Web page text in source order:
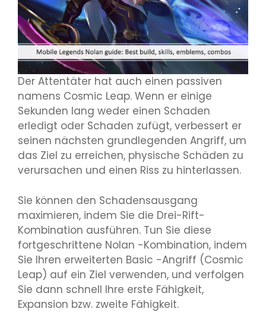
Der Attentäter hat auch einen passiven
namens Cosmic Leap. Wenn er einige
Sekunden lang weder einen Schaden
erledigt oder Schaden zufügt, verbessert er
seinen nächsten grundlegenden Angriff, um
das Ziel zu erreichen, physische Schäden zu
verursachen und einen Riss zu hinterlassen.
Sie können den Schadensausgang
maximieren, indem Sie die Drei-Rift-
Kombination ausführen. Tun Sie diese
fortgeschrittene Nolan -Kombination, indem
Sie Ihren erweiterten Basic -Angriff (Cosmic
Leap) auf ein Ziel verwenden, und verfolgen
Sie dann schnell Ihre erste Fähigkeit,
Expansion bzw. zweite Fähigkeit.